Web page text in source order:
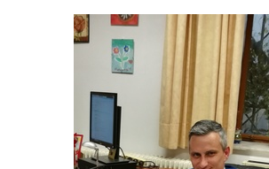
2015
2013
2011
2010
2006